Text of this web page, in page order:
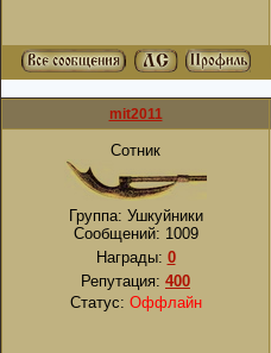
mit2011
Сотник
Группа: Ушкуйники
Сообщений: 1009
Награды: 0
Репутация: 400
Статус: Оффлайн